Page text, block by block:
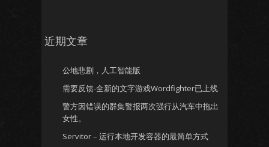
近期文章
公地悲剧，人工智能版
需要反馈-全新的文字游戏Wordfighter已上线
警方因错误的群集警报两次强行从汽车中拖出
女性。
Servitor – 运行本地开发容器的最简单方式